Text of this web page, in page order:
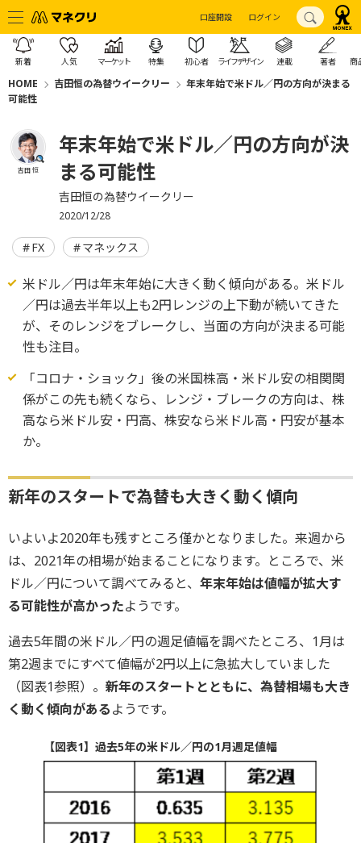
口座開設 ログイン
新着 人気 マーケット 特集 初心者 ライフデザイン 連載 著者 商
HOME 吉田恒の為替ウイークリー
年末年始で米ドル／円の方向が決まる
可能性
吉田 恒
年末年始で米ドル／円の方向が決
まる可能性
吉田恒の為替ウイークリー
2020/12/28
FX マネックス
米ドル／円は年末年始に大きく動く傾向がある。米ドル
／円は過去半年以上も2円レンジの上下動が続いてきた
が、そのレンジをブレークし、当面の方向が決まる可能
性も注目。
「コロナ・ショック」後の米国株高・米ドル安の相関関
係がこの先も続くなら、レンジ・ブレークの方向は、株
高なら米ドル安・円高、株安なら米ドル高・円安が基本
か。
新年のスタートで為替も大きく動く傾向
いよいよ2020年も残すところ僅かとなりました。来週から
は、2021年の相場が始まることになります。ところで、米
ドル／円について調べてみると、 年末年始は値幅が拡大す
る可能性が高かったようです。
過去5年間の米ドル／円の週足値幅を調べたところ、1月は
第2週までにすべて値幅が2円以上に急拡大していました
（図表1参照）。 新年のスタートとともに、為替相場も大き
く動く傾向があるようです。
【図表1】過去5年の米ドル／円の1月週足値幅